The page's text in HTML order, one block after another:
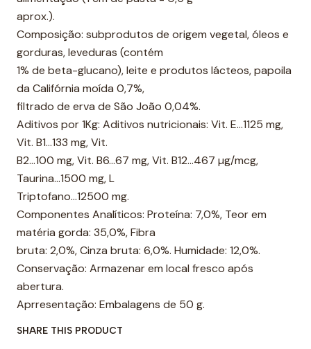
aprox.).
Composição: subprodutos de origem vegetal, óleos e
gorduras, leveduras (contém
1% de beta-glucano), leite e produtos lácteos, papoila
da Califórnia moída 0,7%,
filtrado de erva de São João 0,04%.
Aditivos por 1Kg: Aditivos nutricionais: Vit. E…1125 mg,
Vit. B1…133 mg, Vit.
B2…100 mg, Vit. B6…67 mg, Vit. B12…467 µg/mcg,
Taurina…1500 mg, L
Triptofano…12500 mg.
Componentes Analíticos: Proteína: 7,0%, Teor em
matéria gorda: 35,0%, Fibra
bruta: 2,0%, Cinza bruta: 6,0%. Humidade: 12,0%.
Conservação: Armazenar em local fresco após
abertura.
Aprresentação: Embalagens de 50 g.
SHARE THIS PRODUCT